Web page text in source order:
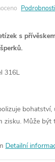
s
316L
bohatství,
zisku. Může být
Detailní